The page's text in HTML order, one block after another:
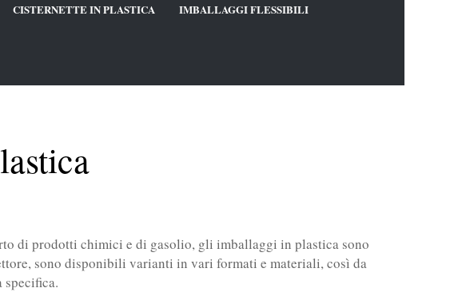
CISTERNETTE IN PLASTICA IMBALLAGGI FLESSIBILI
di prodotti chimici e di gasolio, gli imballaggi in plastica sono
sono disponibili varianti in vari formati e materiali, così da
specifica.